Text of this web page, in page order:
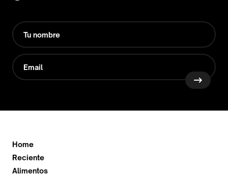
Home
Reciente
Alimentos